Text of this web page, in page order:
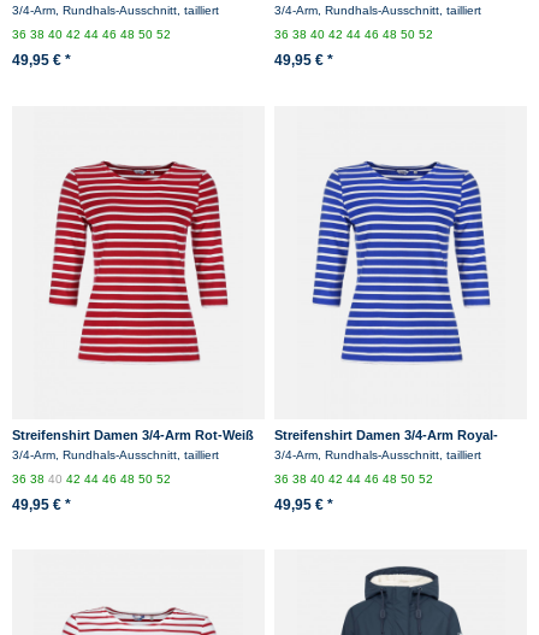
Gestreift Ringelshirt
3/4-Arm, Rundhals-Ausschnitt, tailliert
363840424446485052
49,95 € *
Gestreift Ringelshirt
3/4-Arm, Rundhals-Ausschnitt, tailliert
363840424446485052
49,95 € *
Streifenshirt Damen 3/4-Arm Rot-Weiß
Gestreift Ringelshirt
3/4-Arm, Rundhals-Ausschnitt, tailliert
363840424446485052
49,95 € *
Streifenshirt Damen 3/4-Arm Royal-
Weiß Gestreift Ringelshirt
3/4-Arm, Rundhals-Ausschnitt, tailliert
363840424446485052
49,95 € *